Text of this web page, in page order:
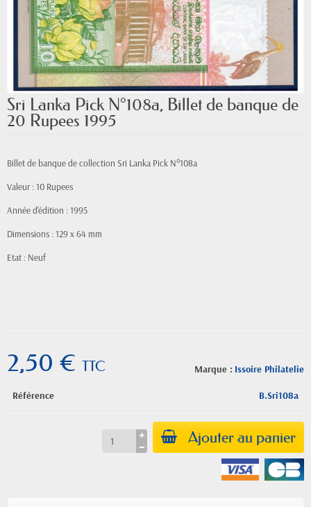
Sri Lanka Pick N°108a, Billet de banque de
20 Rupees 1995
Billet de banque de collection Sri Lanka Pick N°108a
Valeur : 10 Rupees
Année d'édition : 1995
Dimensions : 129 x 64 mm
Etat : Neuf
Marque : Issoire Philatelie
2,50 € TTC
Référence B.Sri108a
Ajouter au panier